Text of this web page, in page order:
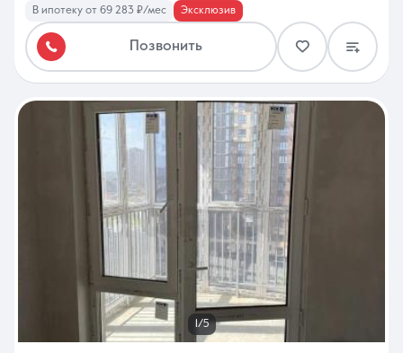
В ипотеку от 69 283 ₽/мес Эксклюзив
Позвонить
1/5